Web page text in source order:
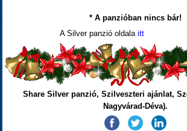
* A panzióban nincs bár!
A Silver panzió oldala itt
Share Silver panzió, Szilveszteri ajánlat,
Nagyvárad-Déva).